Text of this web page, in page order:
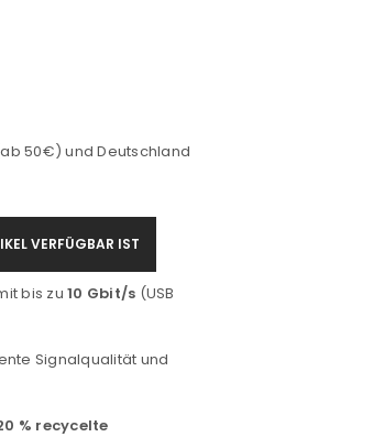
50€) und Deutschland
VERFÜGBAR IST
bis zu 10 Gbit/s (USB
Signalqualität und
% recycelte